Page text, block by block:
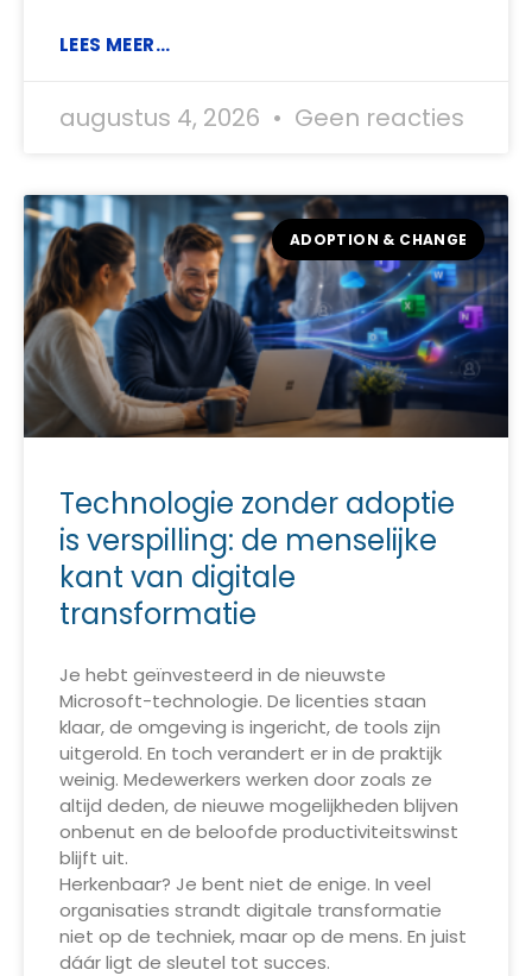
LEES MEER...
augustus 4, 2026 Geen reacties
ADOPTION & CHANGE
Technologie zonder adoptie
is verspilling: de menselijke
kant van digitale
transformatie
Je hebt geïnvesteerd in de nieuwste
Microsoft-technologie. De licenties staan
klaar, de omgeving is ingericht, de tools zijn
uitgerold. En toch verandert er in de praktijk
weinig. Medewerkers werken door zoals ze
altijd deden, de nieuwe mogelijkheden blijven
onbenut en de beloofde productiviteitswinst
blijft uit.
Herkenbaar? Je bent niet de enige. In veel
organisaties strandt digitale transformatie
niet op de techniek, maar op de mens. En juist
dáár ligt de sleutel tot succes.